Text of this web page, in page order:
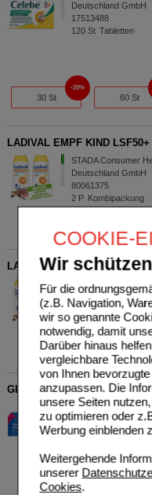
COOKIE-
Wir
Für die
(z.B. Navigation,
wir so genannte
notwendig, damit
Darüber hinaus
vergleichbare
von Ihnen
anzupassen. Die
unsere Seiten
zu optimieren oder
Werbung einblenden
Weitergehende
unserer
Cookies.
Deutschland GmbH
17513488
120 St Tabletten
30 St
20%
60 St
LADIVAL EMPF KIND
STADA Consumer
Deutschland GmbH
80061375
2 P Kombipackung
LADIVAL ALLERG KIND
STADA Consumer
Deutschland GmbH
80061381
2P Kombipackung
GINKGO STADA 80 mg
STADA Consumer
Deutschland GmbH
11538866